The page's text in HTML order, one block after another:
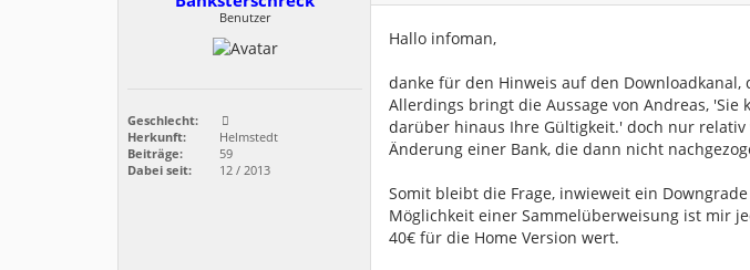
Benutzer
Geschlecht:
Herkunft:
Helmstedt
Beiträge:
59
Dabei seit:
12 / 2013
Hallo infoman,
danke für den Hinweis auf den
Allerdings bringt die Aussage von Andreas,
darüber hinaus Ihre Gültigkeit.' doch nur
Änderung einer Bank, die dann nicht
Somit bleibt die Frage, inwieweit ein
Möglichkeit einer Sammelüberweisung ist mir
40€ für die Home Version wert.